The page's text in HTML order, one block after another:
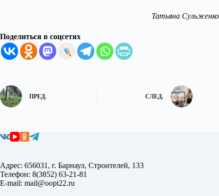
Татьяна Сульженко
Поделиться в соцсетях
ПРЕД. СЛЕД.
Адрес: 656031, г. Барнаул, Строителей, 133
Телефон: 8(3852) 63-21-81
E-mail: mail@oopt22.ru